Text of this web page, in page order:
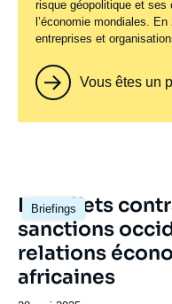
risque géopolitique et
l’économie mondiales.
entreprises et
Vous êtes un
Briefings
Image
principale
Les effets
sanctions
relations
africaines